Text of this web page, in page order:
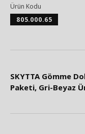
Ürün Kodu
805.000.65
SKYTTA Gömme
Paketi, Gri-Beyaz